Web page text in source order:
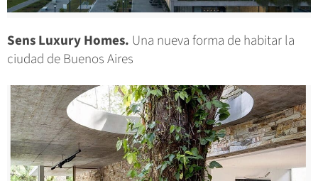
Sens Luxury Homes. Una nueva forma de habitar la
ciudad de Buenos Aires